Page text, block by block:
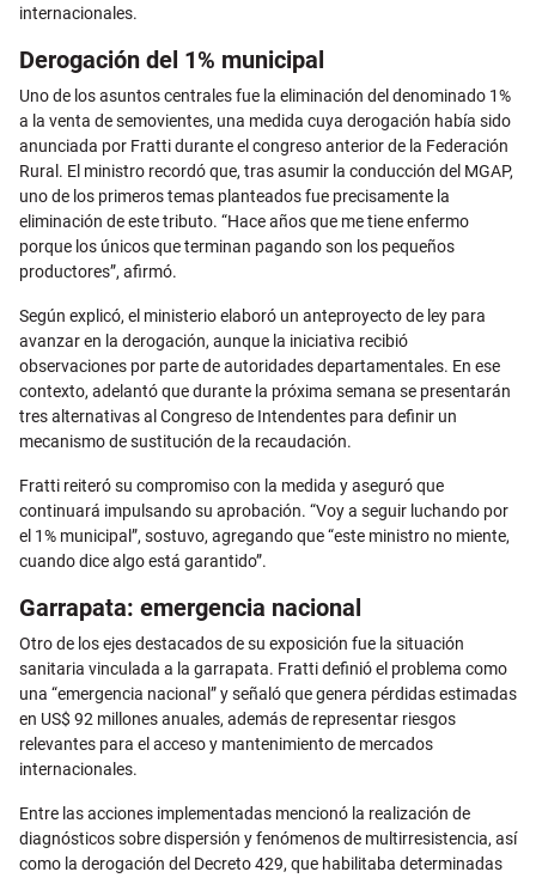
internacionales.
Derogación del 1% municipal
Uno de los asuntos centrales fue la eliminación del denominado 1%
a la venta de semovientes, una medida cuya derogación había sido
anunciada por Fratti durante el congreso anterior de la Federación
Rural. El ministro recordó que, tras asumir la conducción del MGAP,
uno de los primeros temas planteados fue precisamente la
eliminación de este tributo. “Hace años que me tiene enfermo
porque los únicos que terminan pagando son los pequeños
productores”, afirmó.
Según explicó, el ministerio elaboró un anteproyecto de ley para
avanzar en la derogación, aunque la iniciativa recibió
observaciones por parte de autoridades departamentales. En ese
contexto, adelantó que durante la próxima semana se presentarán
tres alternativas al Congreso de Intendentes para definir un
mecanismo de sustitución de la recaudación.
Fratti reiteró su compromiso con la medida y aseguró que
continuará impulsando su aprobación. “Voy a seguir luchando por
el 1% municipal”, sostuvo, agregando que “este ministro no miente,
cuando dice algo está garantido”.
Garrapata: emergencia nacional
Otro de los ejes destacados de su exposición fue la situación
sanitaria vinculada a la garrapata. Fratti definió el problema como
una “emergencia nacional” y señaló que genera pérdidas estimadas
en US$ 92 millones anuales, además de representar riesgos
relevantes para el acceso y mantenimiento de mercados
internacionales.
Entre las acciones implementadas mencionó la realización de
diagnósticos sobre dispersión y fenómenos de multirresistencia, así
como la derogación del Decreto 429, que habilitaba determinadas